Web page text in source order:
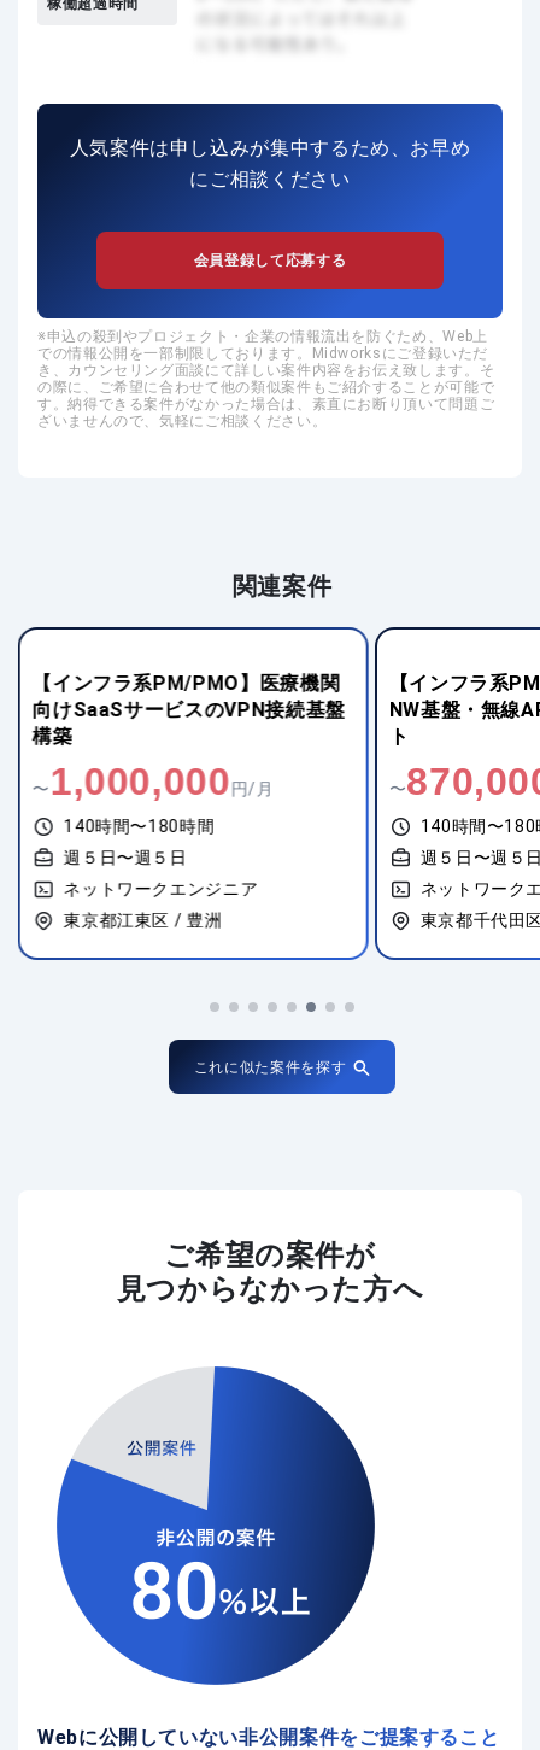
人気案件は申し込みが集中するため、お早め
にご相談ください
会員登録して応募する
申込の殺到やプロジェクト・企業の情報流出を防ぐため、Web上
での情報公開を一部制限しております。Midworksにご登録いただ
き、カウンセリング面談にて詳しい案件内容をお伝え致します。そ
の際に、ご希望に合わせて他の類似案件もご紹介することが可能で
す。納得できる案件がなかった場合は、素直にお断り頂いて問題ご
ざいませんので、気軽にご相談ください。
関連案件
【インフラ系PM/PMO】医療機関
向けSaaSサービスのVPN接続基盤
構築
〜1,000,000 円/月
140時間〜180時間
週５日〜週５日
ネットワークエンジニア
東京都江東区 / 豊洲
【インフラ系
NW基盤・無線
ト
〜
140時間〜180
週５日〜週５
ネットワーク
東京都千代田
これに似た案件を探す
ご希望の案件が
見つからなかった方へ
Webに公開していない非公開案件をご提案すること